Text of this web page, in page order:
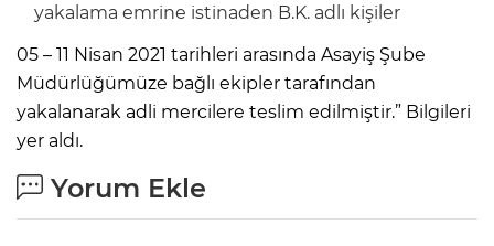
yakalama emrine istinaden B.K. adlı kişiler
05 – 11 Nisan 2021 tarihleri arasında Asayiş Şube
Müdürlüğümüze bağlı ekipler tarafından
yakalanarak adli mercilere teslim edilmiştir.” Bilgileri
yer aldı.
Yorum Ekle